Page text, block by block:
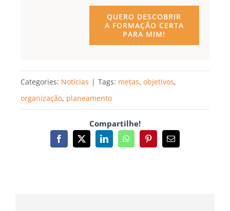
QUERO DESCOBRIR
A FORMAÇÃO CERTA
PARA MIM!
Categories: Notícias | Tags: metas, objetivos,
organização, planeamento
Compartilhe!
Facebook
X LinkedInWhatsAppPinterestEmail
(necessário